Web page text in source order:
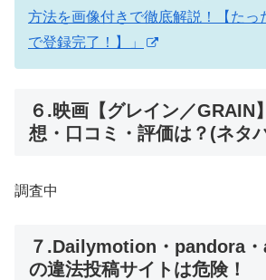
方法を画像付きで徹底解説！【たっ
で登録完了！】」
６.映画【グレイン／GRAIN
想・口コミ・評価は？(ネタ
調査中
７.Dailymotion・pandora
の違法投稿サイトは危険！